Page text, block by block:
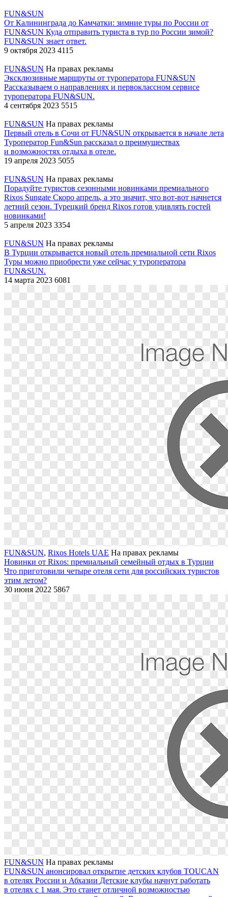
FUN&SUN
От Калининграда до Камчатки: зимние туры по России от
FUN&SUN Куда отправить туриста в тур по России зимой?
FUN&SUN знает ответ.
9 октября 2023 4115
FUN&SUN На правах рекламы
Эксклюзивные маршруты от туроператора FUN&SUN
Рассказываем о направлениях и первоклассном сервисе
туроператора FUN&SUN.
4 сентября 2023 5515
FUN&SUN На правах рекламы
Первый отель в Сочи от FUN&SUN открывается в начале лета
Туроператор Fun&Sun рассказал о преимуществах
и возможностях отдыха в отеле.
19 апреля 2023 5055
FUN&SUN На правах рекламы
Порадуйте туристов сезонными новинками премиального
Rixos Sungate Скоро апрель, а это значит, что вот-вот начнется
летний сезон. Турецкий бренд Rixos готов удивлять гостей
новинками!
5 апреля 2023 3354
FUN&SUN На правах рекламы
В Турции открывается новый отель премиальной сети Rixos
Туры можно приобрести уже сейчас у туроператора
FUN&SUN.
14 марта 2023 6081
FUN&SUN, Rixos Hotels UAE На правах рекламы
Новинки от Rixos: премиальный семейный отдых в Турции
Что приготовили четыре отеля сети для российских туристов
этим летом?
30 июня 2022 5867
FUN&SUN На правах рекламы
FUN&SUN анонсировал открытие детских клубов TOUCAN
в отелях России и Абхазии Детские клубы начнут работать
в отелях с 1 мая. Это станет отличной возможностью